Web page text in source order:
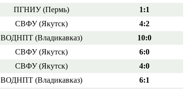
ПГНИУ (Пермь)
1:1
СВФУ (Якутск)
4:2
ВОДНПТ (Владикавказ)
10:0
СВФУ (Якутск)
6:0
СВФУ (Якутск)
4:0
ВОДНПТ (Владикавказ)
6:1